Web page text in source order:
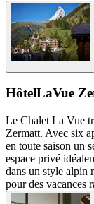
HôtelLaVue
Le Chalet La Vue
Zermatt. Avec six
en toute saison un
espace privé
dans un style alpin
pour des vacances